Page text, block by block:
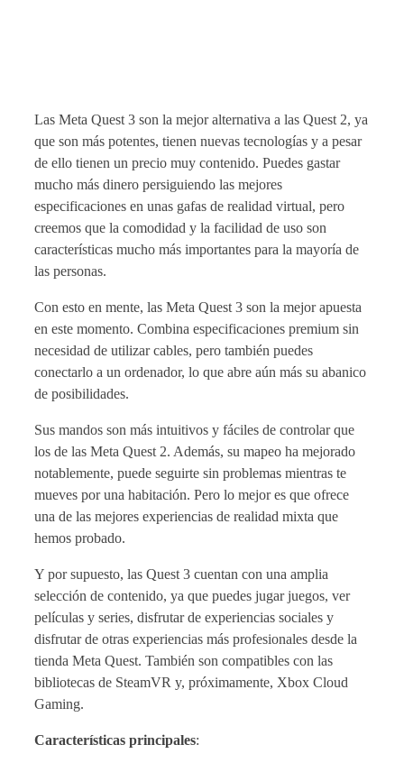
Las Meta Quest 3 son la mejor alternativa a las Quest 2, ya
que son más potentes, tienen nuevas tecnologías y a pesar
de ello tienen un precio muy contenido. Puedes gastar
mucho más dinero persiguiendo las mejores
especificaciones en unas gafas de realidad virtual, pero
creemos que la comodidad y la facilidad de uso son
características mucho más importantes para la mayoría de
las personas.
Con esto en mente, las Meta Quest 3 son la mejor apuesta
en este momento. Combina especificaciones premium sin
necesidad de utilizar cables, pero también puedes
conectarlo a un ordenador, lo que abre aún más su abanico
de posibilidades.
Sus mandos son más intuitivos y fáciles de controlar que
los de las Meta Quest 2. Además, su mapeo ha mejorado
notablemente, puede seguirte sin problemas mientras te
mueves por una habitación. Pero lo mejor es que ofrece
una de las mejores experiencias de realidad mixta que
hemos probado.
Y por supuesto, las Quest 3 cuentan con una amplia
selección de contenido, ya que puedes jugar juegos, ver
películas y series, disfrutar de experiencias sociales y
disfrutar de otras experiencias más profesionales desde la
tienda Meta Quest. También son compatibles con las
bibliotecas de SteamVR y, próximamente, Xbox Cloud
Gaming.
Características principales: